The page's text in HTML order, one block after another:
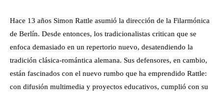
Hace 13 años Simon Rattle asumió la dirección de la Filarmónica
de Berlín. Desde entonces, los tradicionalistas critican que se
enfoca demasiado en un repertorio nuevo, desatendiendo la
tradición clásica-romántica alemana. Sus defensores, en cambio,
están fascinados con el nuevo rumbo que ha emprendido Rattle:
con difusión multimedia y proyectos educativos, cumplió con su